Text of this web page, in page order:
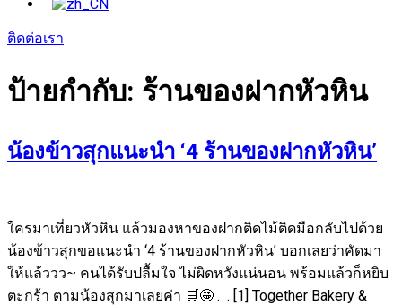
ติดต่อเรา
ป้ายกำกับ: ร้านของฝากหัวหิน
น้องข้าวสุกแนะนำ ‘4 ร้านของฝากหัวหิน’
ใครมาเที่ยวหัวหิน แล้วมองหาของฝากติดไม้ติดมือกลับไปด้วย
น้องข้าวสุกขอแนะนำ ‘4 ร้านของฝากหัวหิน’ บอกเลยว่าคัดมา
ให้แล้ววว~ คนได้รับปลื้มใจ ไม่ผิดหวังแน่นอน พร้อมแล้วก็หยิบ
ตะกร้า ตามน้องสุกมาเลยค่า 🛒🤩 . . [1] Together Bakery &